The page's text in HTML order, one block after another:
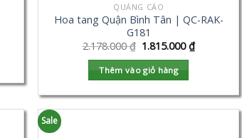
QUẢNG CÁO
Hoa tang Quận Bình Tân | QC-RAK-
G181
2.178.000₫ 1.815.000₫
Thêm vào giỏ hàng
Sale